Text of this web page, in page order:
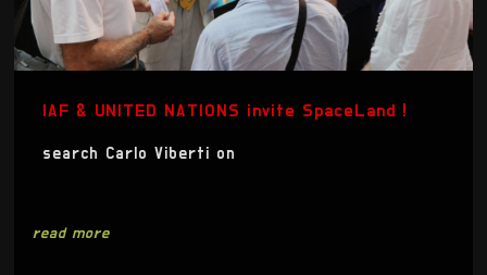
IAF & UNITED NATIONS invite SpaceLand !
search Carlo Viberti on
read more